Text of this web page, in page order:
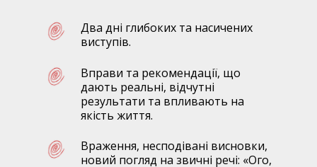
Два дні глибоких та насичених
виступів.
Враження, несподівані висновки,
новий погляд на звичні речі: «Ого,
Вправи та рекомендації, що
дають реальні, відчутні
результати та впливають на
якість життя.